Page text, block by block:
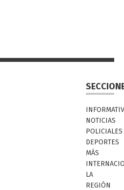
NOTICIAS
POLICIALES
DEPORTES
MÁS
LA
REGIÓN